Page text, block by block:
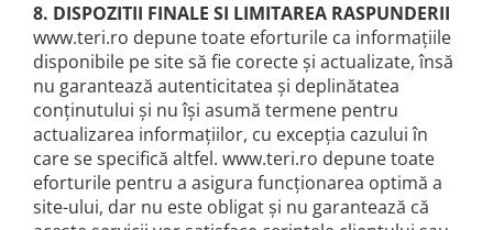
8. DISPOZITII FINALE SI LIMITAREA RASPUNDERII
www.teri.ro depune toate eforturile ca informațiile
disponibile pe site să fie corecte și actualizate, însă
nu garantează autenticitatea și deplinătatea
conținutului și nu își asumă termene pentru
actualizarea informațiilor, cu excepția cazului în
care se specifică altfel. www.teri.ro depune toate
eforturile pentru a asigura funcționarea optimă a
site-ului, dar nu este obligat și nu garantează că